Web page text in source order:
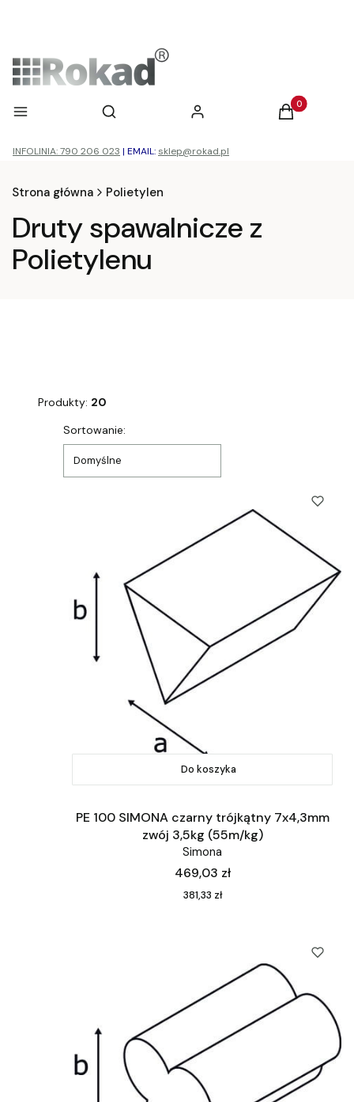
Menu Otwórz wyszukiwarkę
Szukaj Zaloguj się Produkty w
Koszyk
INFOLINIA: 790 206 023 | EMAIL: sklep@rokad.pl
Strona główna Polietylen
Druty spawalnicze z
Polietylenu
Produkty: 20
Lista produktów
Sortowanie:
Domyślne
Do koszyka
PE 100 SIMONA czarny trójkątny 7x4,3mm
zwój 3,5kg (55m/kg)
Simona
Cena
469,03 zł
Cena
381,33 zł